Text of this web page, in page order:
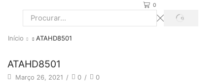
0
Search
PROCURAR
Início ATAHD8501
ATAHD8501
Março 26, 2021 / 0 / 0